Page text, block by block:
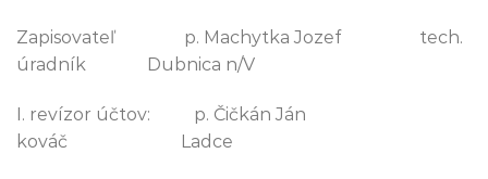
Zapisovateľ p. Machytka Jozef tech.
úradník Dubnica n/V
I. revízor účtov: p. Čičkán Ján
kováč Ladce